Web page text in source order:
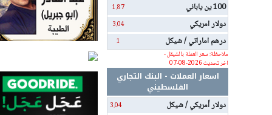
100 ين ياباني 1.87
دولار امريكي 3.04
درهم اماراتي / شيكل
1
ملاحظة: سعر العملة بالشيقل -
اخر تحديث 2026-08-07
اسعار العملات - البنك التجاري
الفلسطيني
دولار أمريكي / شيكل
3.04